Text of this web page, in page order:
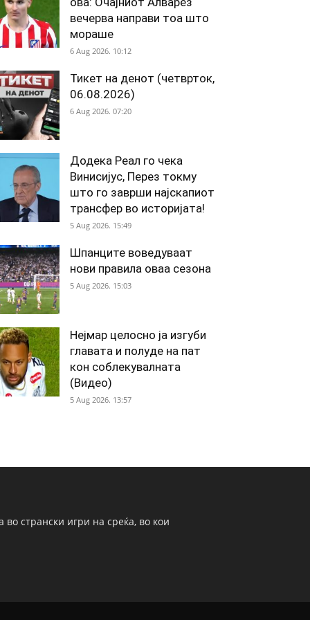
вечерва направи тоа што
мораше
6 Aug 2026. 10:12
Тикет на денот (четврток,
06.08.2026)
6 Aug 2026. 07:20
Додека Реал го чека
Винисијус, Перез токму
што го заврши најскапиот
трансфер во историјата!
5 Aug 2026. 15:49
Шпанците воведуваат
нови правила оваа сезона
5 Aug 2026. 15:03
Нејмар целосно ја изгуби
главата и полуде на пат
кон соблекувалната
(Видео)
5 Aug 2026. 13:57
странски игри на среќа, во кои